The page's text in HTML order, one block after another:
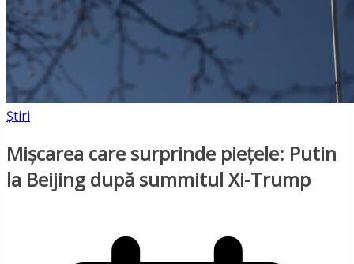
Știri
Mișcarea care surprinde piețele: Putin
la Beijing după summitul Xi-Trump